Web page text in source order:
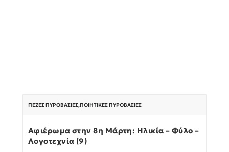
ΠΕΖΈΣ ΠΥΡΟΒΑΣΊΕΣ,ΠΟΙΗΤΙΚΈΣ ΠΥΡΟΒΑΣΊΕΣ
Αφιέρωμα στην 8η Μάρτη: Ηλικία – Φύλο –
Λογοτεχνία (9)